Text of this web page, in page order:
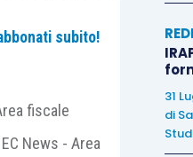
alla
concorrono alla
secondo le
subito!
fiscale
News - Area
31
di